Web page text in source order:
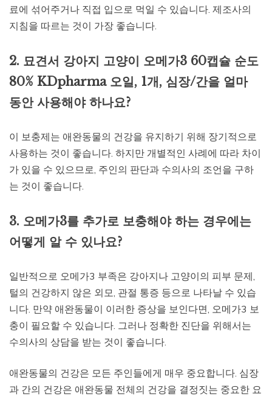
료에 섞어주거나 직접 입으로 먹일 수 있습니다. 제조사의
지침을 따르는 것이 가장 좋습니다.
2. 묘견서 강아지 고양이 오메가3 60캡슐 순도
80% KDpharma 오일, 1개, 심장/간을 얼마
동안 사용해야 하나요?
이 보충제는 애완동물의 건강을 유지하기 위해 장기적으로
사용하는 것이 좋습니다. 하지만 개별적인 사례에 따라 차이
가 있을 수 있으므로, 주인의 판단과 수의사의 조언을 구하
는 것이 좋습니다.
3. 오메가3를 추가로 보충해야 하는 경우에는
어떻게 알 수 있나요?
일반적으로 오메가3 부족은 강아지나 고양이의 피부 문제,
털의 건강하지 않은 외모, 관절 통증 등으로 나타날 수 있습
니다. 만약 애완동물이 이러한 증상을 보인다면, 오메가3 보
충이 필요할 수 있습니다. 그러나 정확한 진단을 위해서는
수의사의 상담을 받는 것이 좋습니다.
애완동물의 건강은 모든 주인들에게 매우 중요합니다. 심장
과 간의 건강은 애완동물 전체의 건강을 결정짓는 중요한 요